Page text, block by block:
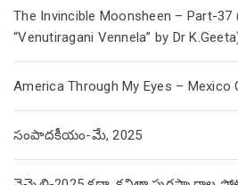
The Invincible Moonsheen – Part-37
“Venutiragani Vennela” by Dr
America Through My Eyes – Mexico
సంపాదకీయం-మే, 2025